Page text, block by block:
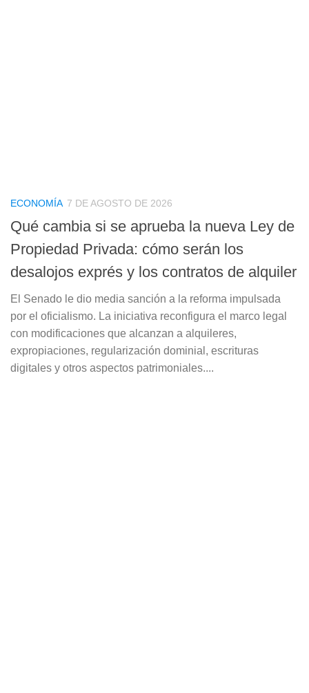
ECONOMÍA 7 DE AGOSTO DE 2026
Qué cambia si se aprueba la nueva Ley de
Propiedad Privada: cómo serán los
desalojos exprés y los contratos de alquiler
El Senado le dio media sanción a la reforma impulsada
por el oficialismo. La iniciativa reconfigura el marco legal
con modificaciones que alcanzan a alquileres,
expropiaciones, regularización dominial, escrituras
digitales y otros aspectos patrimoniales....